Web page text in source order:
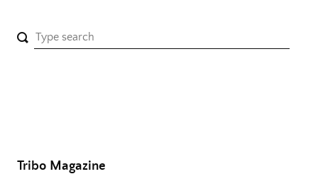
Tribo Magazine